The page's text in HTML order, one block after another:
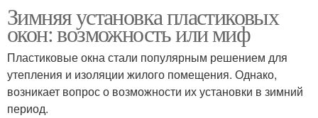
Зимняя установка пластиковых
окон: возможность или миф
Пластиковые окна стали популярным решением для
утепления и изоляции жилого помещения. Однако,
возникает вопрос о возможности их установки в зимний
период.